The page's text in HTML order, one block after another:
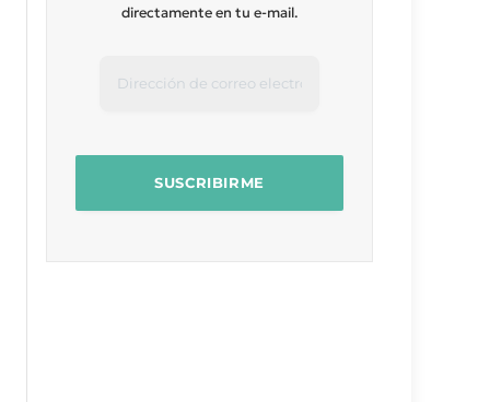
directamente en tu e-mail.